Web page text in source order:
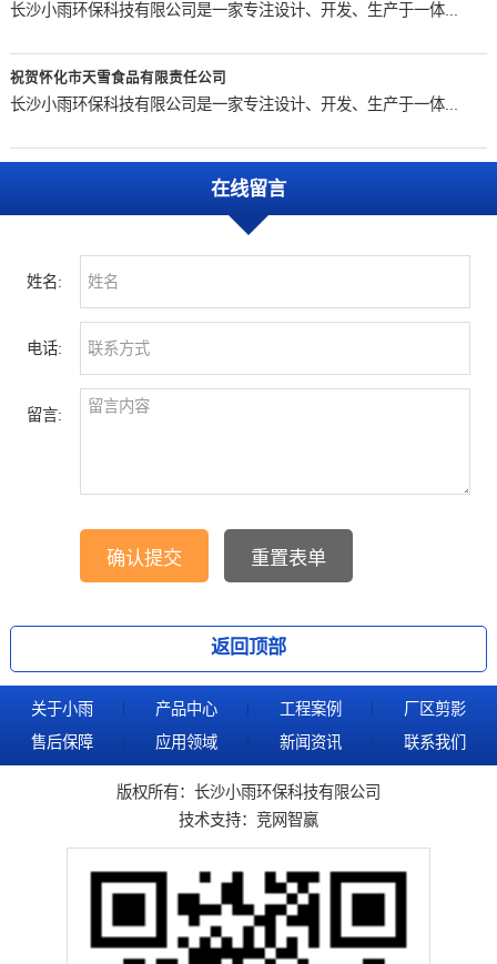
长沙小雨环保科技有限公司是一家专注设计、开发、生产于一体...
祝贺怀化市天雪食品有限责任公司
长沙小雨环保科技有限公司是一家专注设计、开发、生产于一体...
在线留言
姓名:
电话:
留言:
返回顶部
关于小雨 产品中心 工程案例
厂区剪影
售后保障
应用领域 新闻资讯 联系我们
版权所有：长沙小雨环保科技有限公司
技术支持： 竞网智赢